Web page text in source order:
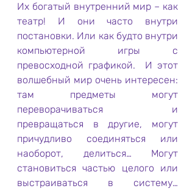
Их богатый внутренний мир – как
театр! И они часто внутри
постановки. Или как будто внутри
компьютерной игры с
превосходной графикой.  И этот
волшебный мир очень интересен:
там предметы могут
переворачиваться и
превращаться в другие, могут
причудливо соединяться или
наоборот, делиться… Могут
становиться частью целого или
выстраиваться в систему…